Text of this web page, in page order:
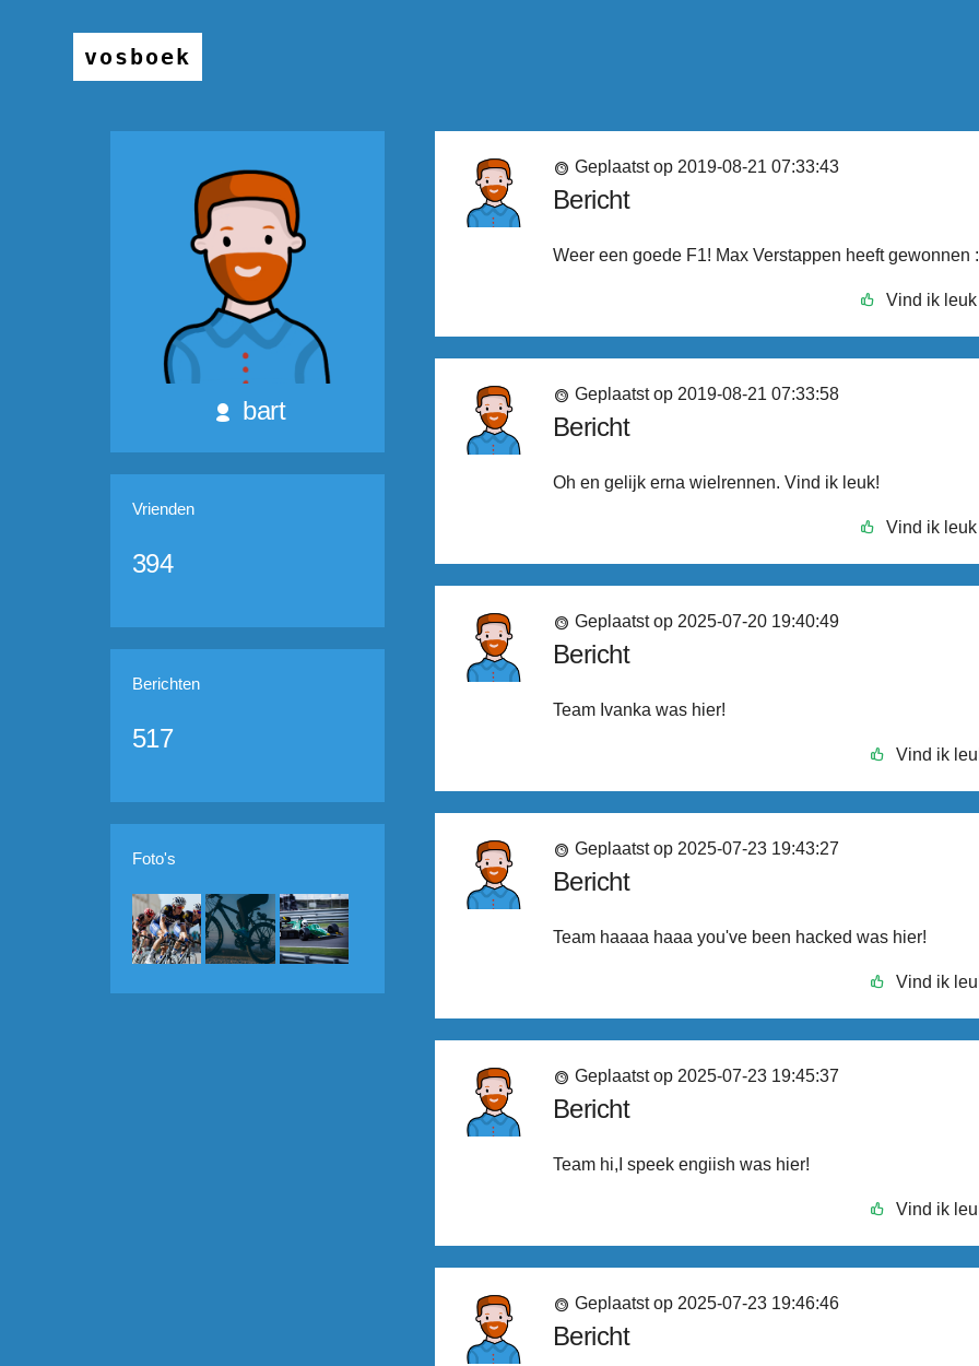
vosboek
bart
Vrienden
394
Berichten
517
Foto's
Geplaatst op 2019-08-21 07:33:43
Bericht
Weer een goede F1! Max Verstappen heeft gewonnen
Vind ik
Geplaatst op 2019-08-21 07:33:58
Bericht
Oh en gelijk erna wielrennen. Vind ik leuk!
Vind ik
Geplaatst op 2025-07-20 19:40:49
Bericht
Team Ivanka was hier!
Vind ik
Geplaatst op 2025-07-23 19:43:27
Bericht
Team haaaa haaa you've been hacked was hier!
Vind ik
Geplaatst op 2025-07-23 19:45:37
Bericht
Team hi,I speek engiish was hier!
Vind ik
Geplaatst op 2025-07-23 19:46:46
Bericht